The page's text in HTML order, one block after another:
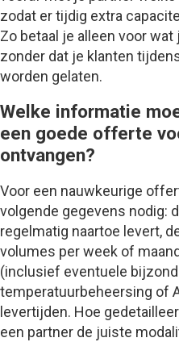
zodat er tijdig extra
Zo betaal je alleen voor
zonder dat je klanten
worden gelaten.
Welke informatie
een goede offerte
ontvangen?
Voor een nauwkeurige
volgende gegevens nodig:
regelmatig naartoe levert,
volumes per week of
(inclusief eventuele
temperatuurbeheersing of
levertijden. Hoe
een partner de juiste